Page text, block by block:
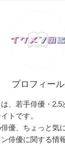
プロフィール
は、若手俳優・
トです。
優、ちょっと気
俳優に関する情